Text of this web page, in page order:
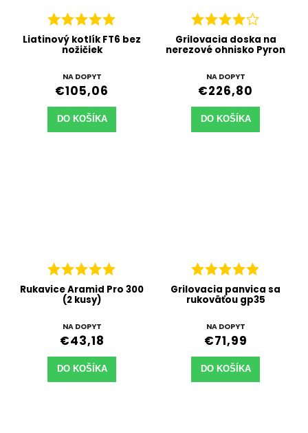
Liatinový kotlík FT6 bez
nožičiek
NA DOPYT
€105,06
DO KOŠÍKA
Grilovacia doska na
nerezové ohnisko Pyron
NA DOPYT
€226,80
DO KOŠÍKA
Rukavice Aramid Pro 300
(2 kusy)
NA DOPYT
€43,18
DO KOŠÍKA
Grilovacia panvica sa
rukoväťou gp35
NA DOPYT
€71,99
DO KOŠÍKA